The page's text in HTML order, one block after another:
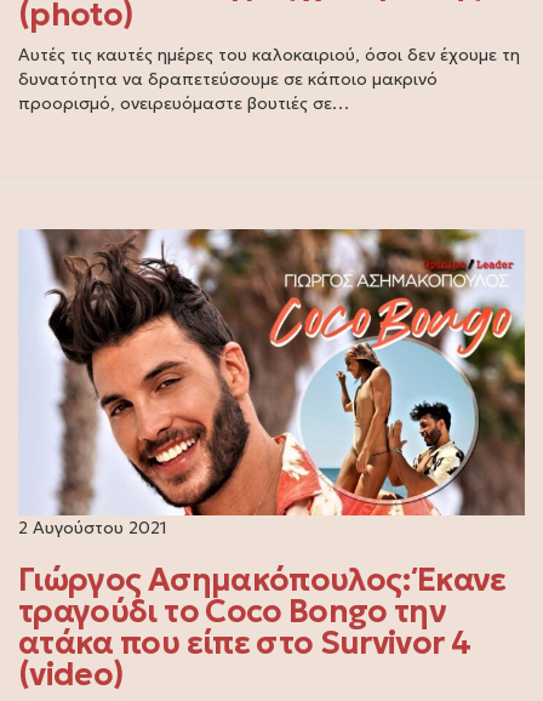
(photo)
Αυτές τις καυτές ημέρες του καλοκαιριού, όσοι δεν έχουμε τη
δυνατότητα να δραπετεύσουμε σε κάποιο μακρινό
προορισμό, ονειρευόμαστε βουτιές σε…
2 Αυγούστου 2021
Γιώργος Ασημακόπουλος: Έκανε
τραγούδι το Coco Bongo την
ατάκα που είπε στο Survivor 4
(video)